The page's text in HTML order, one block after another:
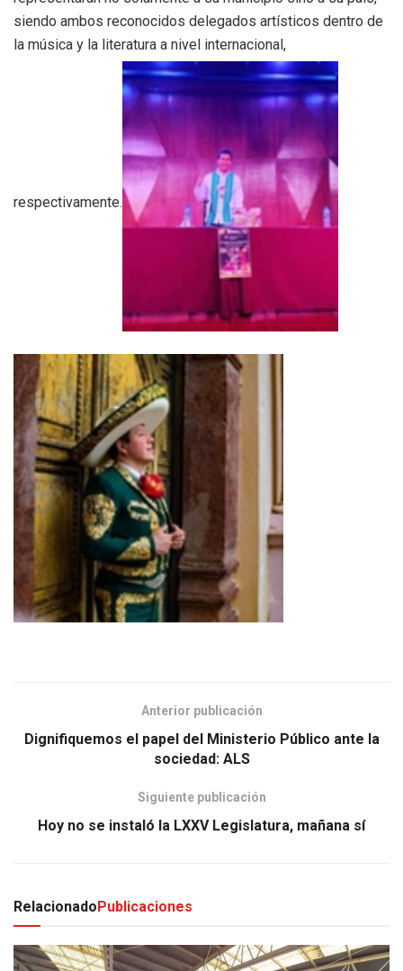
siendo ambos reconocidos delegados artísticos dentro de
la música y la literatura a nivel internacional,
respectivamente.
Anterior publicación
Dignifiquemos el papel del Ministerio Público ante la
sociedad: ALS
Siguiente publicación
Hoy no se instaló la LXXV Legislatura, mañana sí
RelacionadoPublicaciones